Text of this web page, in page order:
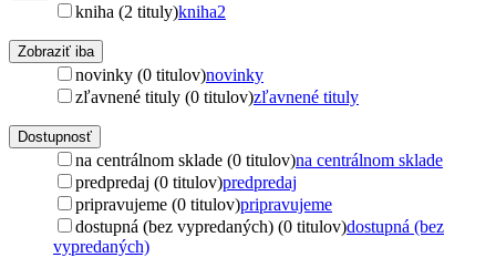
kniha (2 tituly)kniha2
Zobraziť iba
novinky (0 titulov)novinky
zľavnené tituly (0 titulov)zľavnené tituly
Dostupnosť
na centrálnom sklade (0 titulov)na centrálnom sklade
predpredaj (0 titulov)predpredaj
pripravujeme (0 titulov)pripravujeme
dostupná (bez vypredaných) (0 titulov)dostupná (bez
vypredaných)